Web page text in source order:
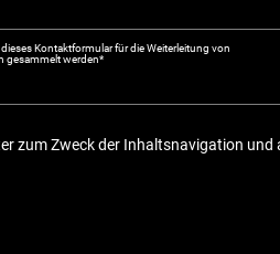
Kontaktformular für die Weiterleitung von
gesammelt werden*
zum Zweck der Inhaltsnavigation